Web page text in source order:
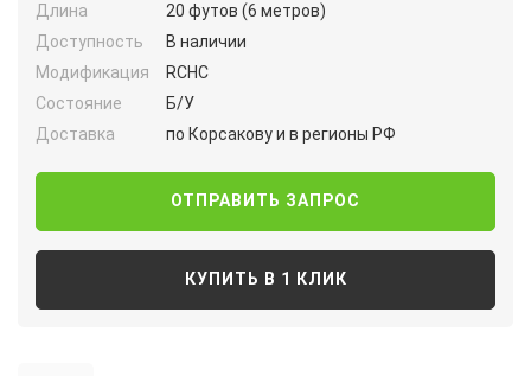
Длина
20 футов (6 метров)
Доступность
В наличии
Модификация
RCHC
Состояние
Б/У
Доставка
по Корсакову и в регионы РФ
ОТПРАВИТЬ ЗАПРОС
КУПИТЬ В 1 КЛИК